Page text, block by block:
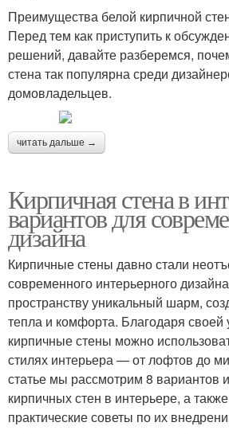
Преимущества белой кирпичной
Перед тем как приступить к
решений, давайте разберемся,
стена так популярна среди
домовладельцев.
читать дальше →
Кирпичная стена в
вариантов для
дизайна
Кирпичные стены давно стали
современного интерьерного
пространству уникальный шарм,
тепла и комфорта. Благодаря своей
кирпичные стены можно
стилях интерьера — от лофтов до
статье мы рассмотрим 8 вариантов
кирпичных стен в интерьере, а
практические советы по их